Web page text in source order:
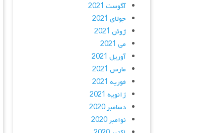
آگوست 2021
جولای 2021
ژوئن 2021
می 2021
آوریل 2021
مارس 2021
فوریه 2021
ژانویه 2021
دسامبر 2020
نوامبر 2020